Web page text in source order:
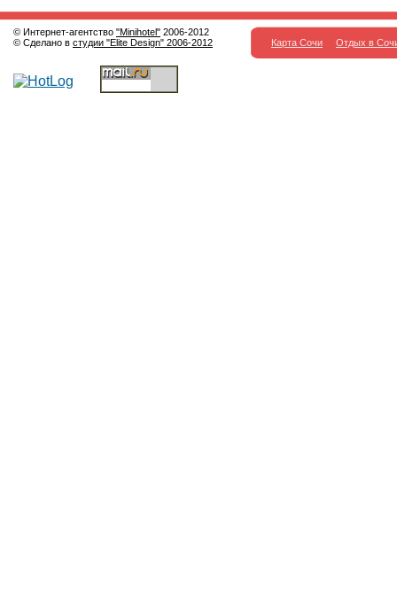
© Интернет-агентство "Minihotel" 2006-2012
© Сделано в студии "Elite Design" 2006-2012 Карта Сочи Отдых в